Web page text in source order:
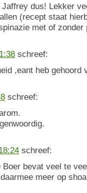
dus! Lekker
(recept staat
met of
schreef:
,eant heb gehoord
schreef:
schreef:
bevat veel te
meer op